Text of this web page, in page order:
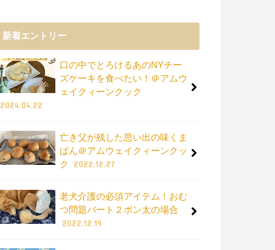
新着エントリー
口の中でとろけるあのNYチー
ズケーキを食べたい！＠アムウ
ェイクィーンクック
2024.04.22
亡き父が残した思い出の味くま
ぱん＠アムウェイクィーンクッ
ク
2022.12.27
老犬介護の必須アイテム！おむ
つ問題パート２ポン太の場合
2022.12.19